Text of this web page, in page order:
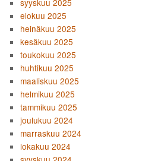
syyskuu 2025
elokuu 2025
heinäkuu 2025
kesäkuu 2025
toukokuu 2025
huhtikuu 2025
maaliskuu 2025
helmikuu 2025
tammikuu 2025
joulukuu 2024
marraskuu 2024
lokakuu 2024